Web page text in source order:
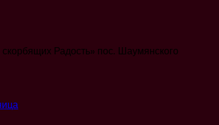
Радость» пос. Шаумянского